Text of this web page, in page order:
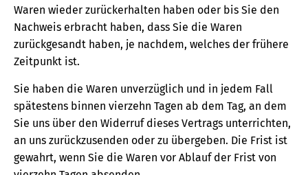
Waren wieder zurückerhalten haben oder bis Sie den
Nachweis erbracht haben, dass Sie die Waren
zurückgesandt haben, je nachdem, welches der frühere
Zeitpunkt ist.
Sie haben die Waren unverzüglich und in jedem Fall
spätestens binnen vierzehn Tagen ab dem Tag, an dem
Sie uns über den Widerruf dieses Vertrags unterrichten,
an uns zurückzusenden oder zu übergeben. Die Frist ist
gewahrt, wenn Sie die Waren vor Ablauf der Frist von